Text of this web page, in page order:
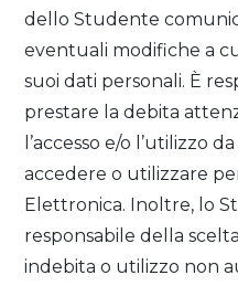
dello Studente
eventuali modifiche a
suoi dati personali. È
prestare la debita
l’accesso e/o l’utilizzo
accedere o utilizzare
Elettronica. Inoltre, lo
responsabile della
indebita o utilizzo non